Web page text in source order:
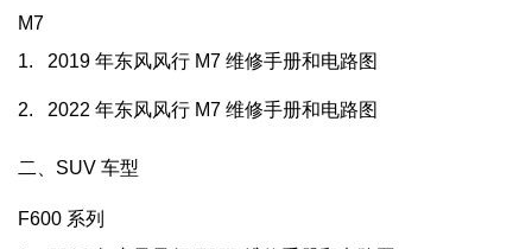
M7
1.
2019 年东风风行 M7 维修手册和电路图
2. 2022 年东风风行 M7 维修手册和电路图
二、SUV 车型
F600 系列